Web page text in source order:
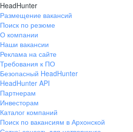
Екатеринбург
ул. Боевых Дружин, стр. 20,
+7 343 226-79-99
pr@ural.hh.ru
ул. Янковского, д. 169, 7 этаж,
706 каб.
+7 861 205-55-57
HeadHunter
Размещение вакансий
Поиск по резюме
О компании
Наши вакансии
Реклама на сайте
Требования к ПО
Безопасный HeadHunter
HeadHunter API
Партнерам
Инвесторам
Каталог компаний
Поиск по вакансиям в Архонской